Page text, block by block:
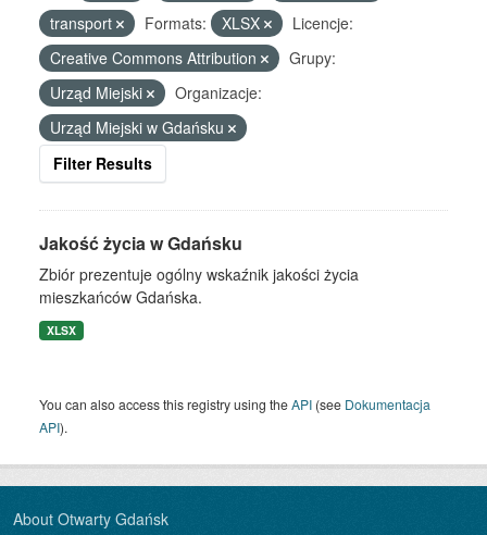
transport
Formats: XLSX
Licencje:
Creative Commons Attribution
Grupy:
Urząd Miejski
Organizacje:
Urząd Miejski w Gdańsku
Filter Results
Jakość życia w Gdańsku
Zbiór prezentuje ogólny wskaźnik jakości życia
mieszkańców Gdańska.
XLSX
You can also access this registry using theAPI (see Dokumentacja
API).
About Otwarty Gdańsk